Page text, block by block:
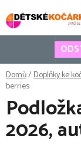
na
obsah
Domů/Doplňky ke
berries
2026,